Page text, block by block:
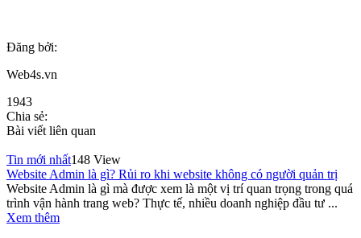
Đăng bởi:
Web4s.vn
1943
Chia sẻ:
Bài viết liên quan
Tin mới nhất148 View
Website Admin là gì? Rủi ro khi website không có người quản trị
Website Admin là gì mà được xem là một vị trí quan trọng trong quá
trình vận hành trang web? Thực tế, nhiều doanh nghiệp đầu tư ...
Xem thêm